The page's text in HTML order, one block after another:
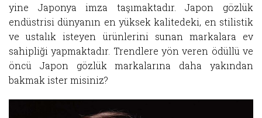
yine Japonya imza taşımaktadır. Japon gözlük
endüstrisi dünyanın en yüksek kalitedeki, en stilistik
ve ustalık isteyen ürünlerini sunan markalara ev
sahipliği yapmaktadır. Trendlere yön veren ödüllü ve
öncü Japon gözlük markalarına daha yakından
bakmak ister misiniz?